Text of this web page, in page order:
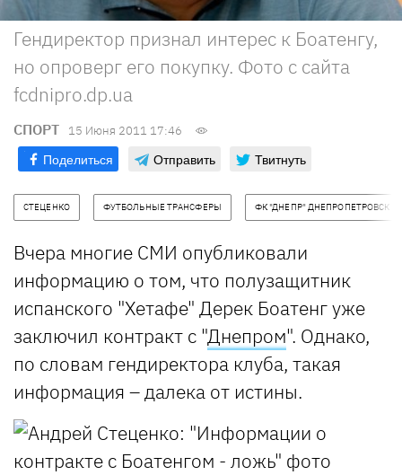
Гендиректор признал интерес к Боатенгу,
но опроверг его покупку. Фото с сайта
fcdnipro.dp.ua
СПОРТ 15 Июня 2011 17:46
Поделиться Отправить Твитнуть
СТЕЦЕНКО ФУТБОЛЬНЫЕ ТРАНСФЕРЫ ФК "ДНЕПР" ДНЕПРОПЕТРОВСК
Вчера многие СМИ опубликовали
информацию о том, что полузащитник
испанского "Хетафе" Дерек Боатенг уже
заключил контракт с "Днепром". Однако,
по словам гендиректора клуба, такая
информация – далека от истины.